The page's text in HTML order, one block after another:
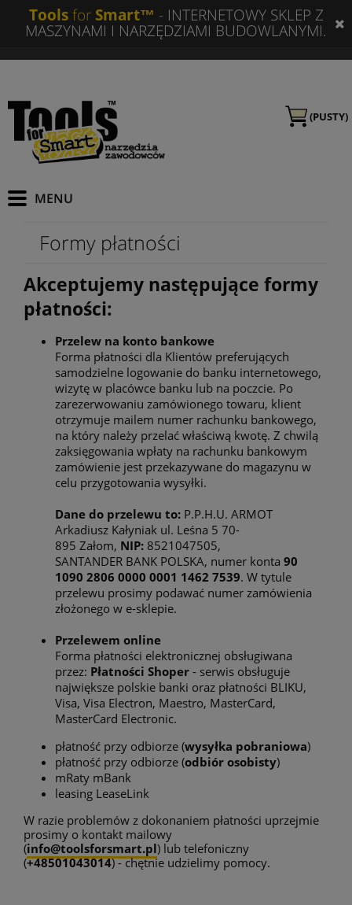
Toolsfor Smart™ - INTERNETOWY SKLEP Z
MASZYNAMI I NARZĘDZIAMI BUDOWLANYMI.
(PUSTY)
Formy płatności
Akceptujemy następujące formy
płatności:
Przelew na konto bankowe
Forma płatności dla Klientów preferujących
samodzielne logowanie do banku internetowego,
wizytę w placówce banku lub na poczcie. Po
zarezerwowaniu zamówionego towaru, klient
otrzymuje mailem numer rachunku bankowego,
na który należy przelać właściwą kwotę. Z chwilą
zaksięgowania wpłaty na rachunku bankowym
zamówienie jest przekazywane do magazynu w
celu przygotowania wysyłki.
Dane do przelewu to: P.P.H.U. ARMOT
Arkadiusz Kałyniak ul. Leśna 5 70-
895 Załom, NIP: 8521047505,
SANTANDER BANK POLSKA, numer konta 90
1090 2806 0000 0001 1462 7539. W tytule
przelewu prosimy podawać numer zamówienia
złożonego w e-sklepie.
Przelewem online
Forma płatności elektronicznej obsługiwana
przez: Płatności Shoper - serwis obsługuje
największe polskie banki oraz płatności BLIKU,
Visa, Visa Electron, Maestro, MasterCard,
MasterCard Electronic.
płatność przy odbiorze (wysyłka pobraniowa)
płatność przy odbiorze (odbiór osobisty)
mRaty mBank
leasing LeaseLink
W razie problemów z dokonaniem płatności uprzejmie
prosimy o kontakt mailowy
(info@toolsforsmart.pl) lub telefoniczny
(+48501043014) - chętnie udzielimy pomocy.